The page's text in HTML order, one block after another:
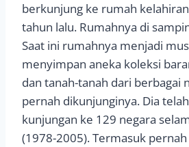
berkunjung ke rumah
tahun lalu. Rumahnya di
Saat ini rumahnya menjadi
menyimpan aneka koleksi
dan tanah-tanah dari berbagai
pernah dikunjunginya. Dia
kunjungan ke 129 negara
(1978-2005). Termasuk